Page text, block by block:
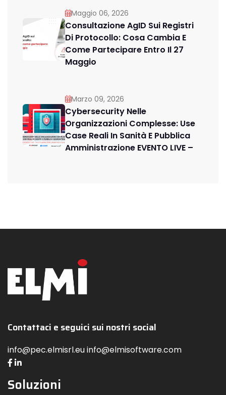
Maggio 06, 2026
Consultazione AgID Sui Registri
Di Protocollo: Cosa Cambia E
Come Partecipare Entro Il 27
Maggio
Marzo 09, 2026
Cybersecurity Nelle
Organizzazioni Complesse: Use
Case Reali In Sanità E Pubblica
Amministrazione EVENTO LIVE –
Contattaci e seguici sui nostri social
info@pec.elmisrl.eu info@elmisoftware.com
Soluzioni